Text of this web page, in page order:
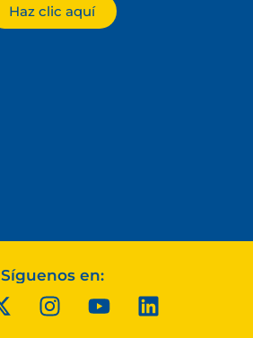
Haz clic aquí
Síguenos en: